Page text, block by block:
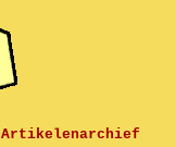
Artikelenarchief